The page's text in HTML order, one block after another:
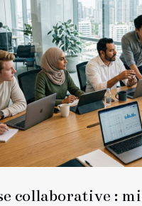
collaborative :